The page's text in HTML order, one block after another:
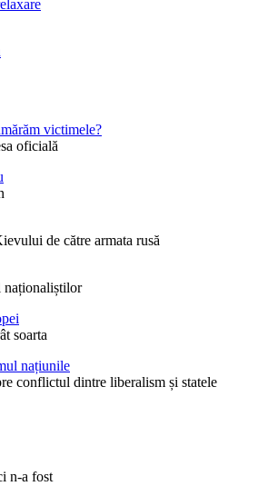
victimele?
oficială
de către armata rusă
naționaliștilor
soarta
națiunile
conflictul dintre liberalism și statele
n-a fost